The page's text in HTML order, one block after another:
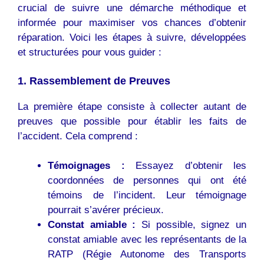
crucial de suivre une démarche méthodique et
informée pour maximiser vos chances d’obtenir
réparation. Voici les étapes à suivre, développées
et structurées pour vous guider :
1. Rassemblement de Preuves
La première étape consiste à collecter autant de
preuves que possible pour établir les faits de
l’accident. Cela comprend :
Témoignages : Essayez d’obtenir les
coordonnées de personnes qui ont été
témoins de l’incident. Leur témoignage
pourrait s’avérer précieux.
Constat amiable :
Si possible, signez un
constat amiable avec les représentants de la
RATP (Régie Autonome des Transports